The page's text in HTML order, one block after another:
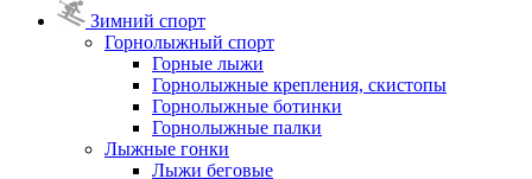
Зимний спорт
Горнолыжный спорт
Горные лыжи
Горнолыжные крепления, скистопы
Горнолыжные ботинки
Горнолыжные палки
Лыжные гонки
Лыжи беговые